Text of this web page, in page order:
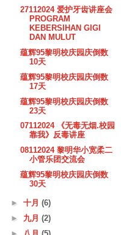
27112024 爱护牙齿讲座会
PROGRAM
KEBERSIHAN GIGI
DAN MULUT
蕴辉95黎明校庆园庆倒数
10天
蕴辉95黎明校庆园庆倒数
17天
蕴辉95黎明校庆园庆倒数
23天
07112024 《无毒无烟.校园
靠我》反毒讲座
08112024 黎明华小宽柔二
小管乐团交流会
蕴辉95黎明校庆园庆倒数
30天
► 十月 (6)
► 九月 (2)
►
八月 (5)